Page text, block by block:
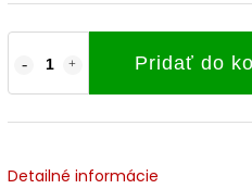
Pridať do
Detailné informácie